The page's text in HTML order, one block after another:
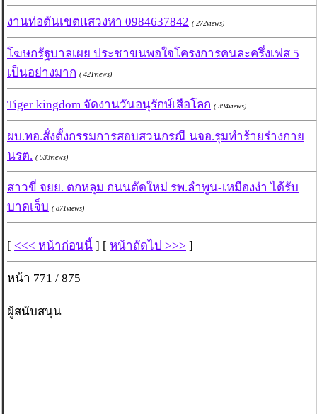
งานท่อตันเขตแสวงหา 0984637842 ( 272views)
โฆษกรัฐบาลเผย ประชาขนพอใจโครงการคนละครึ่งเฟส 5
เป็นอย่างมาก ( 421views)
Tiger kingdom จัดงานวันอนุรักษ์เสือโลก ( 394views)
ผบ.ทอ.สั่งตั้งกรรมการสอบสวนกรณี นจอ.รุมทำร้ายร่างกาย
นรต. ( 533views)
สาวขี่ จยย. ตกหลุม ถนนตัดใหม่ รพ.ลำพูน-เหมืองง่า ได้รับ
บาดเจ็บ ( 871views)
[ <<< หน้าก่อนนี้ ] [ หน้าถัดไป >>> ]
หน้า 771 / 875
ผู้สนับสนุน